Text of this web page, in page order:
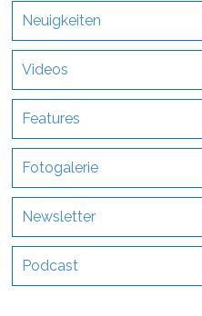
Neuigkeiten
Videos
Features
Fotogalerie
Newsletter
Podcast